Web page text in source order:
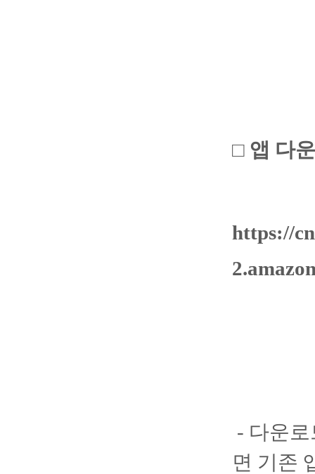
□ 앱 다
https://
- 다운
면 기존